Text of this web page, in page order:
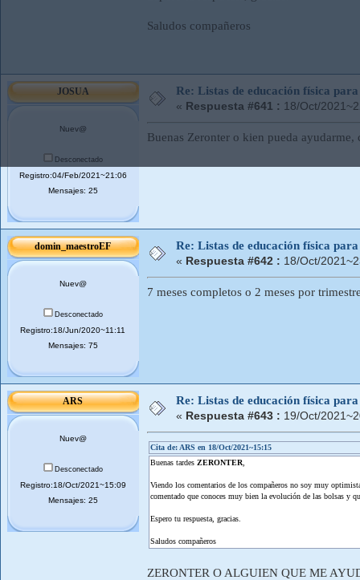
Saludos compañeros
JOSUA
Nuev@
Desconectado
Registro:04/Feb/2021~21:06
Mensajes: 25
Re: Listas de educación física
« Respuesta #641 : 18/Oct/
Buenas Zeronter o kien pueda
domin_maestroEF
Nuev@
Desconectado
Registro:18/Jun/2020~11:11
Mensajes: 75
Re: Listas de educación física
« Respuesta #642 : 18/Oct/
7 meses completos o 2 meses por
ARS
Nuev@
Desconectado
Registro:18/Oct/2021~15:09
Mensajes: 25
Re: Listas de educación física
« Respuesta #643 : 19/Oct/
Cita de: ARS en 18/Oct/2021~15:15
Buenas tardes ZERONTER
Viendo los comentarios de los compañeros no soy muy
comentado que conoces muy bien la evolución de las bolsas y
Espero tu respuesta, gracias.
Saludos compañeros
ZERONTER O ALGUIEN QUE ME